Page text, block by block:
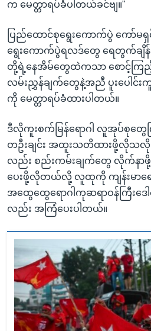
က မေတ္တာရပ်ခံပါတယ်ခင်ဗျ။"
ပြည်ထောင်စုရွေးကောက်ပွဲ ကော်
ရွေးကောက်ပွဲရလဒ်တွေ ရေတွက်ချိန်
တို့ရဲ့နေအိမ်တွေထဲကသာ စောင့်ကြည့်ခြ
လမ်းညွှန်ချက်တွေနဲ့အညီ ပူးပေါ
ကို မေတ္တာရပ်ခံထားပါတယ်။
ဒီလိုကူးစက်မြန်ရောဂါ လူအုပ်စုတွေ
တဦးချင်း အထူးသတိထားဖို့လို
လည်း စည်းကမ်းချက်တွေ လိုက်နာဖို့
ပေးဖို့လိုတယ်လို့ လူထုကို ကျန်းမာရေ
အထွေထွေရောဂါကုဆရာဝန်ကြီးဒေ
လည်း အကြံပေးပါတယ်။